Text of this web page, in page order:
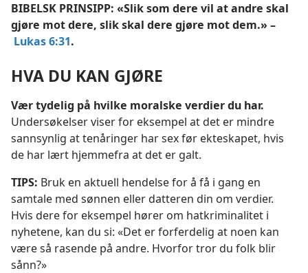
BIBELSK PRINSIPP: «Slik som dere vil at andre skal
gjøre mot dere, slik skal dere gjøre mot dem.» –
Lukas 6:31.
HVA DU KAN GJØRE
Vær tydelig på hvilke moralske verdier du har.
Undersøkelser viser for eksempel at det er mindre
sannsynlig at tenåringer har sex før ekteskapet, hvis
de har lært hjemmefra at det er galt.
TIPS: Bruk en aktuell hendelse for å få i gang en
samtale med sønnen eller datteren din om verdier.
Hvis dere for eksempel hører om hatkriminalitet i
nyhetene, kan du si: «Det er forferdelig at noen kan
være så rasende på andre. Hvorfor tror du folk blir
sånn?»